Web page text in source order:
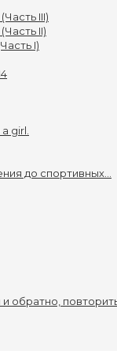
III)
II)
I)
girl.
до спортивных...
обратно,